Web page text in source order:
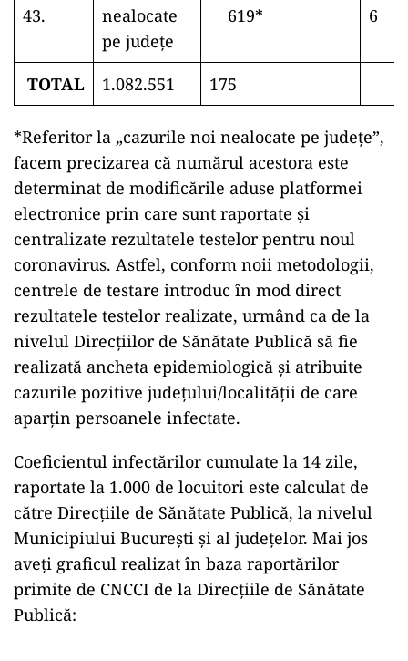
43.
nealocate
pe județe
619* 6
TOTAL 1.082.551 175
*Referitor la „cazurile noi nealocate pe județe”,
facem precizarea că numărul acestora este
determinat de modificările aduse platformei
electronice prin care sunt raportate și
centralizate rezultatele testelor pentru noul
coronavirus. Astfel, conform noii metodologii,
centrele de testare introduc în mod direct
rezultatele testelor realizate, urmând ca de la
nivelul Direcțiilor de Sănătate Publică să fie
realizată ancheta epidemiologică și atribuite
cazurile pozitive județului/localității de care
aparțin persoanele infectate.
Coeficientul infectărilor cumulate la 14 zile,
raportate la 1.000 de locuitori este calculat de
către Direcțiile de Sănătate Publică, la nivelul
Municipiului București și al județelor. Mai jos
aveți graficul realizat în baza raportărilor
primite de CNCCI de la Direcțiile de Sănătate
Publică: